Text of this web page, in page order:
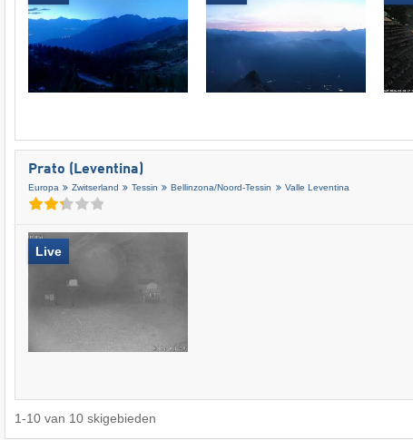
Prato (Leventina)
Europa Zwitserland Tessin Bellinzona/​Noord-Tessin Valle Leventina
Live
1-10 van 10 skigebieden